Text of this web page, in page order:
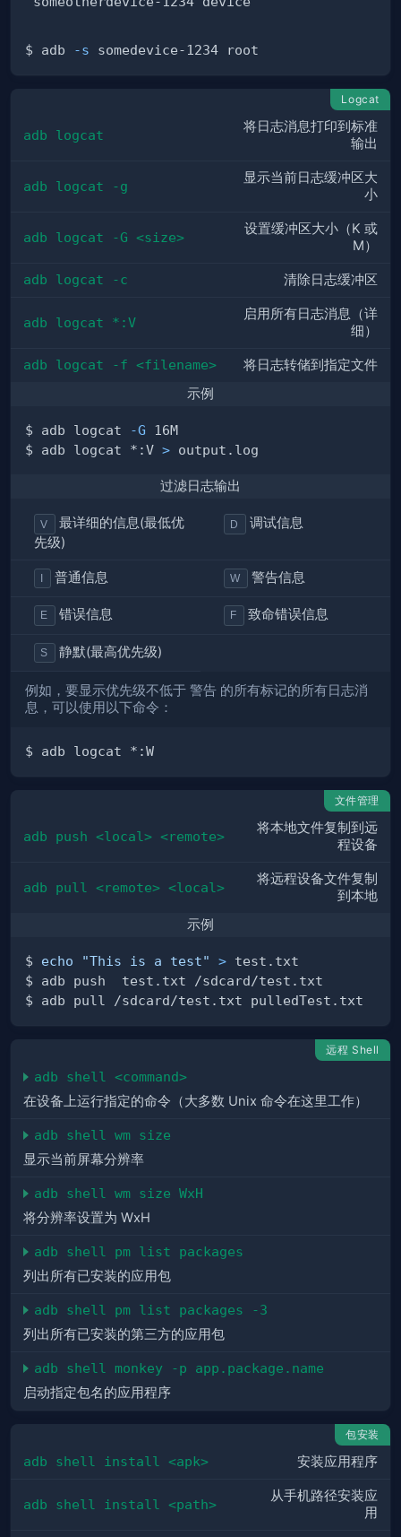
$ adb -s
Logcat
adb logcat
将日志消息打印到标准
输出
adb logcat -g
显示当前日志缓冲区大
小
adb logcat -G <size>
设置缓冲区大小（K 或
M）
adb logcat -c 清除日志缓冲区
adb logcat *:V
启用所有日志消息（详
细）
adb logcat -f <filename>
将日志转储到指定文件
示例
$ adb logcat -G
$ adb logcat *:V >
过滤日志输出
V
最详细的信息(最低优
先级)
D 调试信息
普通信息 W 警告信息
E 错误信息 F 致命错误信息
S 静默(最高优先级)
例如，要显示优先级不低于 警告 的所有标记的所有日志消
息，可以使用以下命令：
文件管理
adb push <local> <remote>
将本地文件复制到远
程设备
adb pull <remote> <local>
将远程设备文件复制
到本地
示例
$ echo "This is a test" >
远程 Shell
adb shell <command>
在设备上运行指定的命令（大多数 Unix 命令在这里工作）
adb shell wm size
显示当前屏幕分辨率
adb shell wm size WxH
将分辨率设置为 WxH
adb shell pm list packages
列出所有已安装的应用包
adb shell pm list packages -3
列出所有已安装的第三方的应用包
adb shell monkey -p app.package.name
启动指定包名的应用程序
包安装
adb shell install <apk> 安装应用程序
adb shell install <path>
从手机路径安装应
用